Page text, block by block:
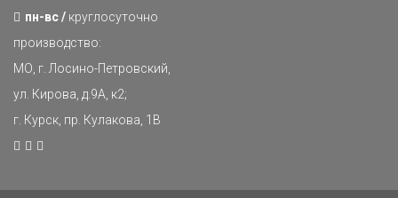
пн-вс / круглосуточно
производство:
МО, г. Лосино-Петровский,
ул. Кирова, д.9А, к2;
г. Курск, пр. Кулакова, 1В